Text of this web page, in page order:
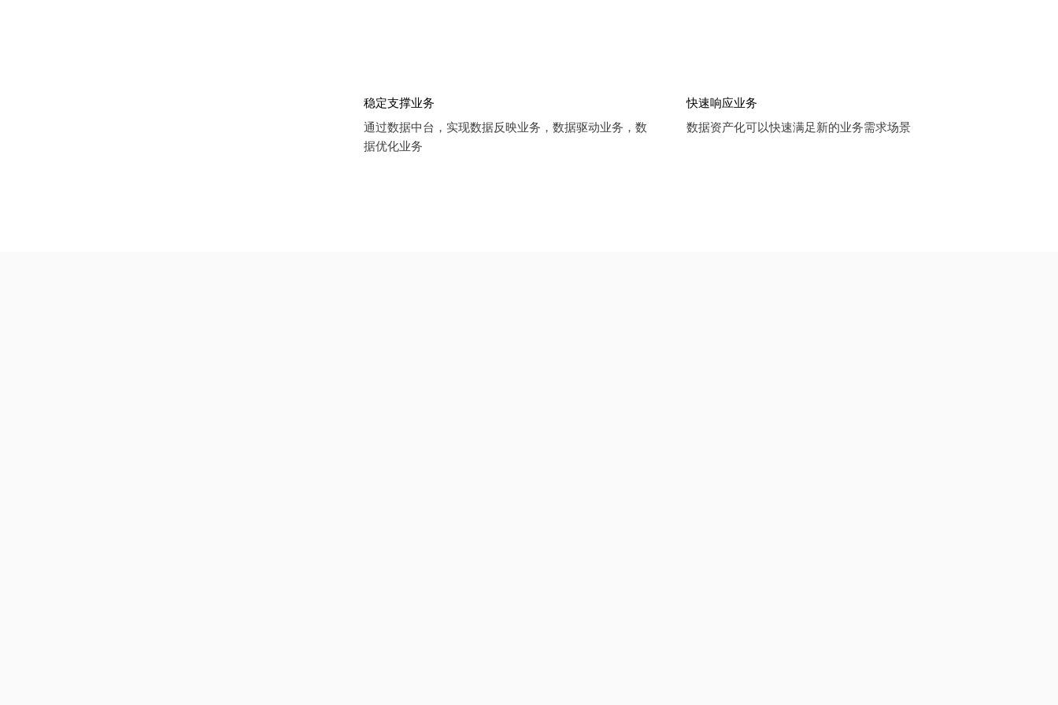
稳定支撑业务
通过数据中台，实现数据反映业务，数据驱动业务，数
据优化业务
快速响应业务
数据资产化可以快速满足新的业务需求场景